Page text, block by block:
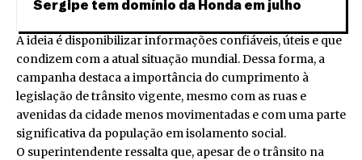
Sergipe tem domínio da Honda em julho
A ideia é disponibilizar informações confiáveis, úteis e que
condizem com a atual situação mundial. Dessa forma, a
campanha destaca a importância do cumprimento à
legislação de trânsito vigente, mesmo com as ruas e
avenidas da cidade menos movimentadas e com uma parte
significativa da população em isolamento social.
O superintendente ressalta que, apesar de o trânsito na